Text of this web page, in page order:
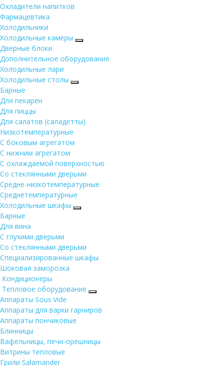
Охладители напитков
Фармацевтика
Холодильники
Холодильные камеры
Дверные блоки
Дополнительное оборудование
Холодильные лари
Холодильные столы
Барные
Для пекарен
Для пиццы
Для салатов (саладетты)
Низкотемпературные
С боковым агрегатом
С нижним агрегатом
С охлаждаемой поверхностью
Со стеклянными дверьми
Средне-низкотемпературные
Среднетемпературные
Холодильные шкафы
Барные
Для вина
С глухими дверьми
Со стеклянными дверьми
Специализированные шкафы
Шоковая заморозка
Кондиционеры
Тепловое оборудование
Аппараты Sous Vide
Аппараты для варки гарниров
Аппараты пончиковые
Блинницы
Вафельницы, печи-орешницы
Витрины тепловые
Грили Salamander